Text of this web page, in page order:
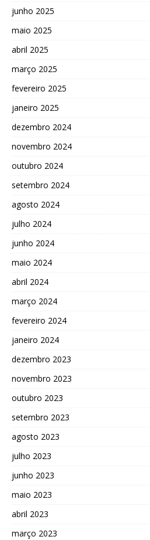
junho 2025
maio 2025
abril 2025
março 2025
fevereiro 2025
janeiro 2025
dezembro 2024
novembro 2024
outubro 2024
setembro 2024
agosto 2024
julho 2024
junho 2024
maio 2024
abril 2024
março 2024
fevereiro 2024
janeiro 2024
dezembro 2023
novembro 2023
outubro 2023
setembro 2023
agosto 2023
julho 2023
junho 2023
maio 2023
abril 2023
março 2023